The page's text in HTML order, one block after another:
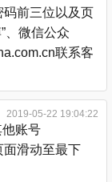
码前三位以及页
、微信公众
联系客
2019-05-22 19:04:22
账号
面滑动至最下